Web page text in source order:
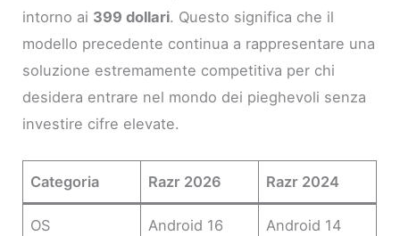
intorno ai 399 dollari. Questo significa che il
modello precedente continua a rappresentare una
soluzione estremamente competitiva per chi
desidera entrare nel mondo dei pieghevoli senza
investire cifre elevate.
Categoria Razr 2026 Razr 2024
OS Android 16 Android 14